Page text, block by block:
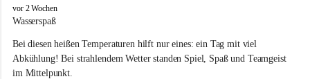
V
o
k
s
s
vor 2 Wochen
Wasserspaß
Bei diesen heißen Temperaturen hilft nur eines: ein Tag mit viel
Abkühlung! Bei strahlendem Wetter standen Spiel, Spaß und Teamgeist
im Mittelpunkt.